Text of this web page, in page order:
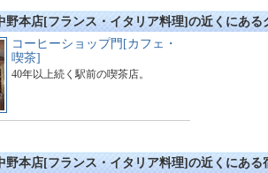
野本店[フランス・イタリア料理]の近くにある
コーヒーショップ門[カフェ・
喫茶]
40年以上続く駅前の喫茶店。
野本店[フランス・イタリア料理]の近くにある